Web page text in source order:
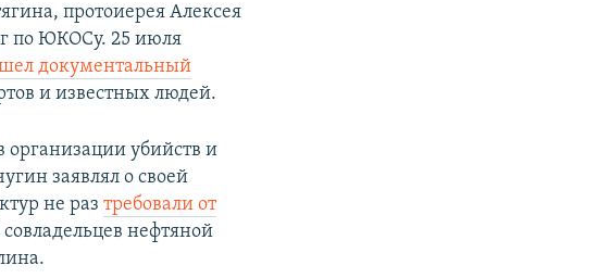
протоиерея Алексея
по ЮКОСу. 25 июля
документальный
и известных людей.
организации убийств и
заявлял о своей
не раз требовали от
нефтяной